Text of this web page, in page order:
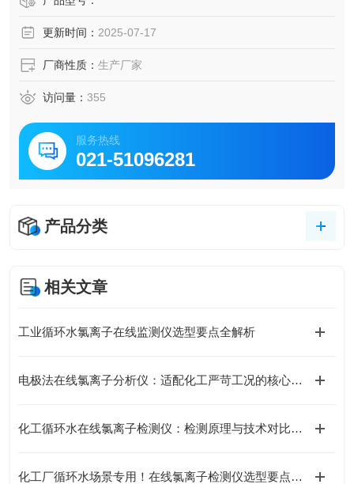
更新时间： 2025-07-17
厂商性质： 生产厂家
访问量： 355
服务热线
021-51096281
产品分类
相关文章
工业循环水氯离子在线监测仪选型要点全解析
电极法在线氯离子分析仪：适配化工严苛工况的核心优势
化工循环水在线氯离子检测仪：检测原理与技术对比分析
化工厂循环水场景专用！在线氯离子检测仪选型要点与参数解读